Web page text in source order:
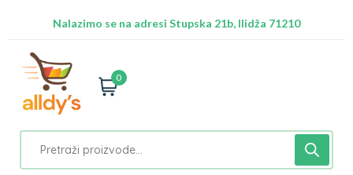
Nalazimo se na adresi Stupska 21b, Ilidža 71210
0